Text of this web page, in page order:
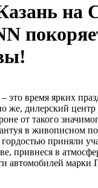
на
это время ярких
же, дилерский
от такого
в живописном
приняли
привнеся в
автомобилей марки